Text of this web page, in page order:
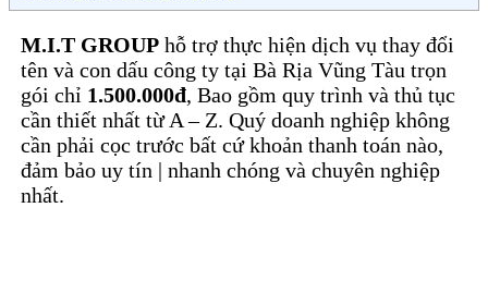
M.I.T GROUP hỗ trợ thực hiện dịch vụ thay đổi
tên và con dấu công ty tại Bà Rịa Vũng Tàu trọn
gói chỉ 1.500.000đ, Bao gồm quy trình và thủ tục
cần thiết nhất từ A – Z. Quý doanh nghiệp không
cần phải cọc trước bất cứ khoản thanh toán nào,
đảm bảo uy tín | nhanh chóng và chuyên nghiệp
nhất.